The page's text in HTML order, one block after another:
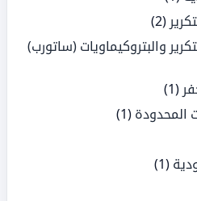
(2)
والبتروكيماويات (ساتورب)
(1)
المحدودة (1)
(1)